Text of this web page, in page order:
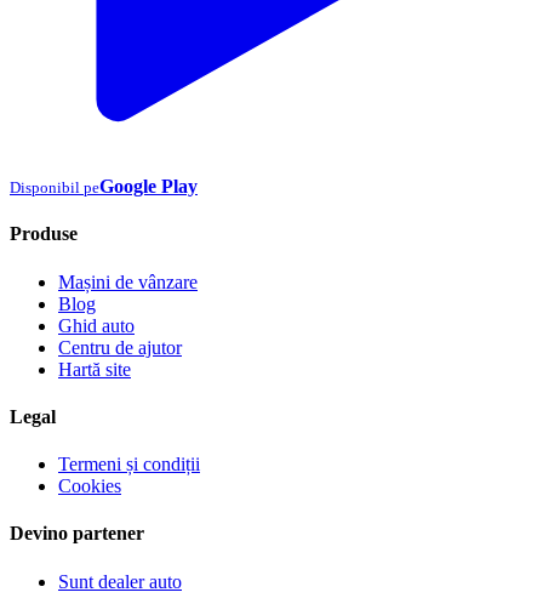
Disponibil peGoogle Play
Produse
Mașini de vânzare
Blog
Ghid auto
Centru de ajutor
Hartă site
Legal
Termeni și condiții
Cookies
Devino partener
Sunt dealer auto